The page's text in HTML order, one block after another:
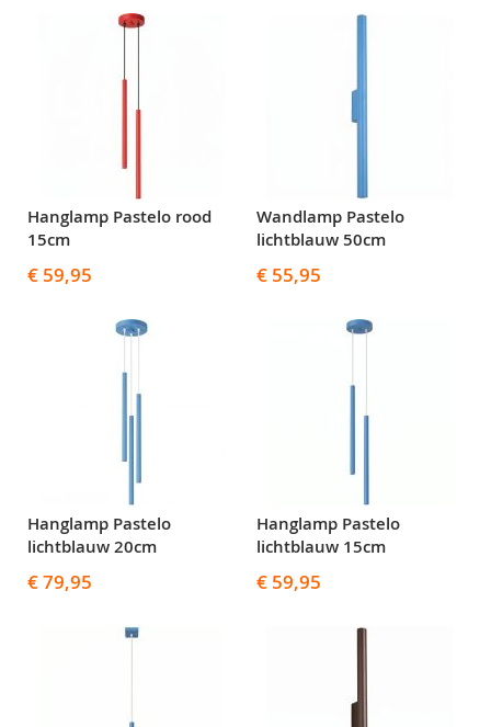
Hanglamp Pastelo rood
15cm
€ 59,95
Wandlamp Pastelo
lichtblauw 50cm
€ 55,95
Hanglamp Pastelo
lichtblauw 20cm
€ 79,95
Hanglamp Pastelo
lichtblauw 15cm
€ 59,95